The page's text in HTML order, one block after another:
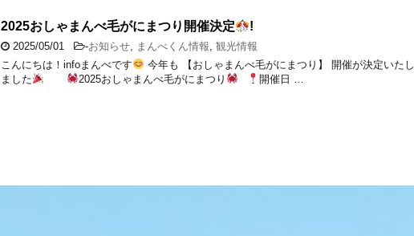
2025おしゃまんべ毛がにまつり開催決定 !
2025/05/01 -お知らせ, まんべくん情報, 観光情報
こんにちは！infoまんべです
今年も 【おしゃまんべ毛がにまつり】 開催が決定いたし
ました
2025おしゃまんべ毛がにまつり 開催日 …